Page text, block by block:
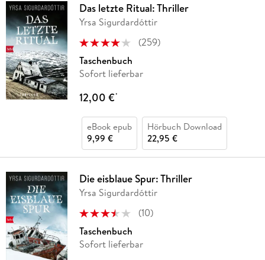
Das letzte Ritual: Thriller
Yrsa Sigurdardóttir
(259)
Taschenbuch
Sofort lieferbar
12,00 €*
eBook epub
9,99 €
Hörbuch Download
22,95 €
Die eisblaue Spur: Thriller
Yrsa Sigurdardóttir
(10)
Taschenbuch
Sofort lieferbar